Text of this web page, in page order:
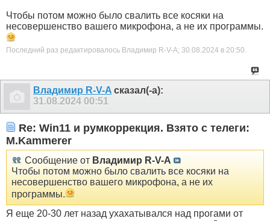
Чтобы потом можно было свалить все косяки на
несовершенство вашего микрофона, а не их программы.
Последний раз редактировалось Владимир R-V-A; 30.08.2024 в 20:50.
Владимир R-V-A сказал(-а):
31.08.2024 00:51
Re: Win11 и румкоррекция. Взято с телеги:
M.Kammerer
Сообщение от Владимир R-V-A
Чтобы потом можно было свалить все косяки на
несовершенство вашего микрофона, а не их
программы.
Я еще 20-30 лет назад ухахатывался над прогами от